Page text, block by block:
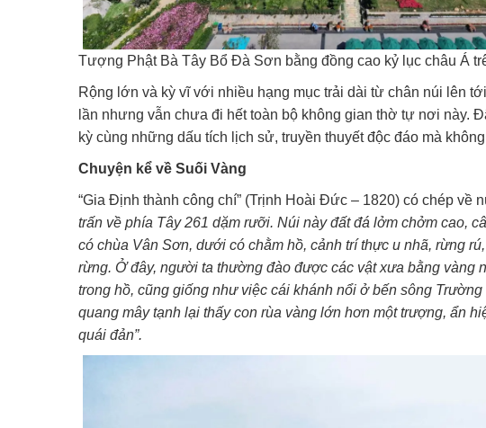
Tượng Phật Bà Tây Bổ Đà Sơn bằng đồng cao kỷ lục châu Á
Rộng lớn và kỳ vĩ với nhiều hạng mục trải dài từ chân núi lên
lần nhưng vẫn chưa đi hết toàn bộ không gian thờ tự nơi này.
kỳ cùng những dấu tích lịch sử, truyền thuyết độc đáo mà
Chuyện kể về Suối Vàng
“Gia Định thành công chí” (Trịnh Hoài Đức – 1820) có chép về
trấn về phía Tây 261 dặm rưỡi. Núi này đất đá lởm chởm cao,
có chùa Vân Sơn, dưới có chằm hồ, cảnh trí thực u nhã, rừng
rừng. Ở đây, người ta thường đào được các vật xưa bằng vàng
trong hồ, cũng giống như việc cái khánh nổi ở bến sông
quang mây tạnh lại thấy con rùa vàng lớn hơn một trượng, ẩn
quái đản”.